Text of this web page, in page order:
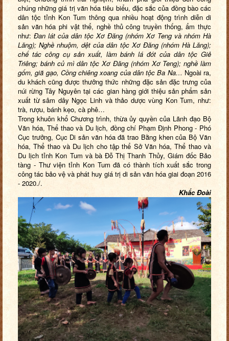
chúng những giá trị văn hóa tiêu biểu, đặc sắc của đồng bào các
dân tộc tỉnh Kon Tum thông qua nhiều hoạt động trình diễn di
sản văn hóa phi vật thể, nghề thủ công truyền thống, ẩm thực
như: Đan lát của dân tộc Xơ Đăng (nhóm Xơ Teng và nhóm Hà
Lăng); Nghề nhuộm, dệt của dân tộc Xơ Đăng (nhóm Hà Lăng);
chế tác công cụ sản xuất, làm bánh lá đót của dân tộc Giẻ
Triêng; bánh củ mì dân tộc Xơ Đăng (nhóm Xơ Teng); nghề làm
gốm, giã gạo, Cồng chiêng xoang của dân tộc Ba Na… Ngoài ra,
du khách cũng được thưởng thức những đặc sản đặc trưng của
núi rừng Tây Nguyên tại các gian hàng giới thiệu sản phẩm sản
xuất từ sâm dây Ngọc Linh và thảo dược vùng Kon Tum, như:
trà, rượu, bánh kẹo, cà phê…
Trong khuôn khổ Chương trình, thừa ủy quyền của Lãnh đạo Bộ
Văn hóa, Thể thao và Du lịch, đồng chí Phạm Định Phong - Phó
Cục trưởng, Cục Di sản văn hóa đã trao Bằng khen của Bộ Văn
hóa, Thể thao và Du lịch cho tập thể Sở Văn hóa, Thể thao và
Du lịch tỉnh Kon Tum và bà Đỗ Thị Thanh Thủy, Giám đốc Bảo
tàng - Thư viện tỉnh Kon Tum đã có thành tích xuất sắc trong
công tác bảo vệ và phát huy giá trị di sản văn hóa giai đoạn 2016
- 2020./.
Khắc Đoài